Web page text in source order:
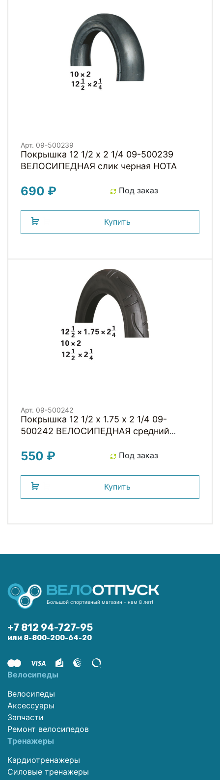
Арт. 09-500239
Покрышка 12 1/2 х 2 1/4 09-500239
ВЕЛОСИПЕДНАЯ слик черная HOTA
690 ₽ Под заказ
Купить
Арт. 09-500242
Покрышка 12 1/2 х 1.75 х 2 1/4 09-
500242 ВЕЛОСИПЕДНАЯ средний
550 ₽ Под заказ
Купить
Большой спортивный магазин - нам 8 лет!
+7 812 94-727-95
или 8-800-200-64-20
Велосипеды
Велосипеды
Аксессуары
Запчасти
Ремонт велосипедов
Тренажеры
Кардиотренажеры
Силовые тренажеры